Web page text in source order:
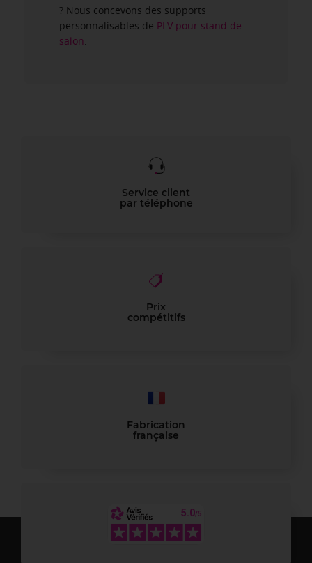
? Nous concevons des supports
personnalisables de PLV pour stand de
salon.
Service client
par téléphone
Prix
compétitifs
Fabrication
française